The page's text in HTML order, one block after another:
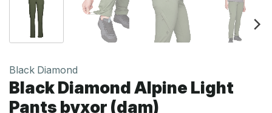
Black Diamond
Black Diamond Alpine Light
Pants byxor (dam)